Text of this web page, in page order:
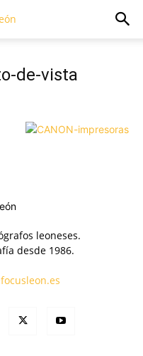
de-vista
leoneses.
desde 1986.